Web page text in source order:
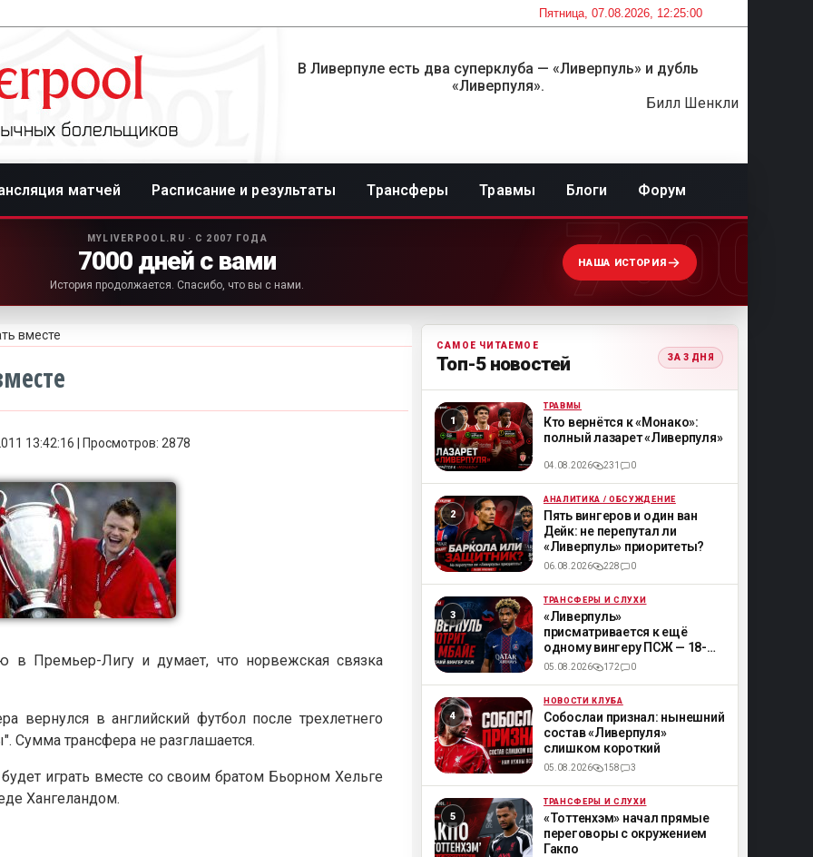
Пятница, 07.08.2026, 12:25:00
В Ливерпуле есть два суперклуба — «Ливерпуль» и дубль
«Ливерпуля».
Билл Шенкли
матчей Расписание и результаты Трансферы Травмы Блоги Форум
7000
MYLIVERPOOL.RU · С 2007 ГОДА
7000 дней с вами
История продолжается. Спасибо, что вы с нами.
НАША ИСТОРИЯ
вместе
13:42:16 | Просмотров: 2878
Премьер-Лигу и думает, что норвежская связка
в английский футбол после трехлетнего
Сумма трансфера не разглашается.
играть вместе со своим братом Бьорном Хельге
Хангеландом.
САМОЕ ЧИТАЕМОЕ
Топ-5 новостей ЗА 3 ДНЯ
ML ТРАВМЫ
Кто вернётся к «Монако»:
полный лазарет «Ливерпуля»
04.08.2026 231 0
ML АНАЛИТИКА / ОБСУЖДЕНИЕ
Пять вингеров и один ван
Дейк: не перепутал ли
«Ливерпуль» приоритеты?
06.08.2026 228 0
ML ТРАНСФЕРЫ И СЛУХИ
«Ливерпуль»
присматривается к ещё
одному вингеру ПСЖ — 18-
летнему Мбайе
05.08.2026 172 0
ML НОВОСТИ КЛУБА
Собослаи признал: нынешний
состав «Ливерпуля»
слишком короткий
05.08.2026 158 3
ML ТРАНСФЕРЫ И СЛУХИ
«Тоттенхэм» начал прямые
переговоры с окружением
Гакпо